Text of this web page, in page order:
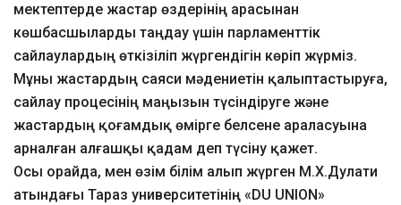
мектептерде жастар өздерінің арасынан
көшбасшыларды таңдау үшін парламенттік
сайлаулардың өткізіліп жүргендігін көріп жүрміз.
Мұны жастардың саяси мәдениетін қалыптастыруға,
сайлау процесінің маңызын түсіндіруге және
жастардың қоғамдық өмірге белсене араласуына
арналған алғашқы қадам деп түсіну қажет.
Осы орайда, мен өзім білім алып жүрген М.Х.Дулати
атындағы Тараз университетінің «DU UNION»